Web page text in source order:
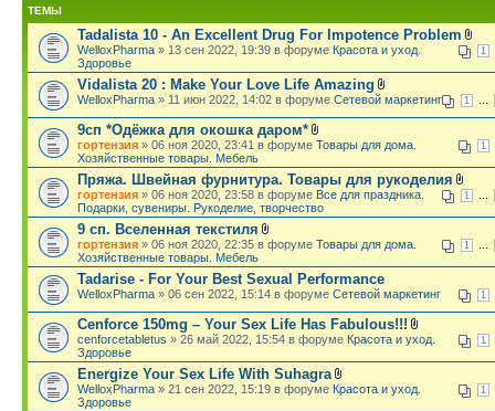
ТЕМЫ
Tadalista 10 - An Excellent Drug For Impotence Problem
1
WelloxPharma » 13 сен 2022, 19:39 в форуме Красота и уход.
Здоровье
Vidalista 20 : Make Your Love Life Amazing
1
WelloxPharma » 11 июн 2022, 14:02 в форуме Сетевой маркетинг
9сп *Одёжка для окошка даром*
1
гортензия » 06 ноя 2020, 23:41 в форуме Товары для дома.
Хозяйственные товары. Мебель
Пряжа. Швейная фурнитура. Товары для рукоделия
1
гортензия » 06 ноя 2020, 23:58 в форуме Все для праздника.
Подарки, сувениры. Рукоделие, творчество
9 сп. Вселенная текстиля
1
гортензия » 06 ноя 2020, 22:35 в форуме Товары для дома.
Хозяйственные товары. Мебель
Tadarise - For Your Best Sexual Performance
1
WelloxPharma » 06 сен 2022, 15:14 в форуме Сетевой маркетинг
Cenforce 150mg – Your Sex Life Has Fabulous!!!
1
cenforcetabletus » 26 май 2022, 15:54 в форуме Красота и уход.
Здоровье
Energize Your Sex Life With Suhagra
1
WelloxPharma » 21 сен 2022, 15:19 в форуме Красота и уход.
Здоровье